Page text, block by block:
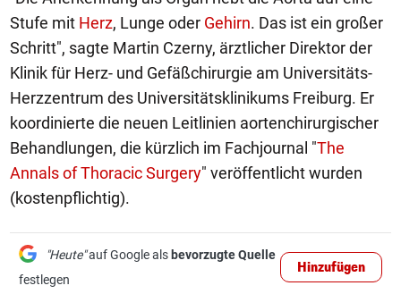
Stufe mit Herz, Lunge oder Gehirn. Das ist ein großer
Schritt", sagte Martin Czerny, ärztlicher Direktor der
Klinik für Herz- und Gefäßchirurgie am Universitäts-
Herzzentrum des Universitätsklinikums Freiburg. Er
koordinierte die neuen Leitlinien aortenchirurgischer
Behandlungen, die kürzlich im Fachjournal "The
Annals of Thoracic Surgery" veröffentlicht wurden
(kostenpflichtig).
"Heute"auf Google als bevorzugte Quelle
festlegen
Hinzufügen